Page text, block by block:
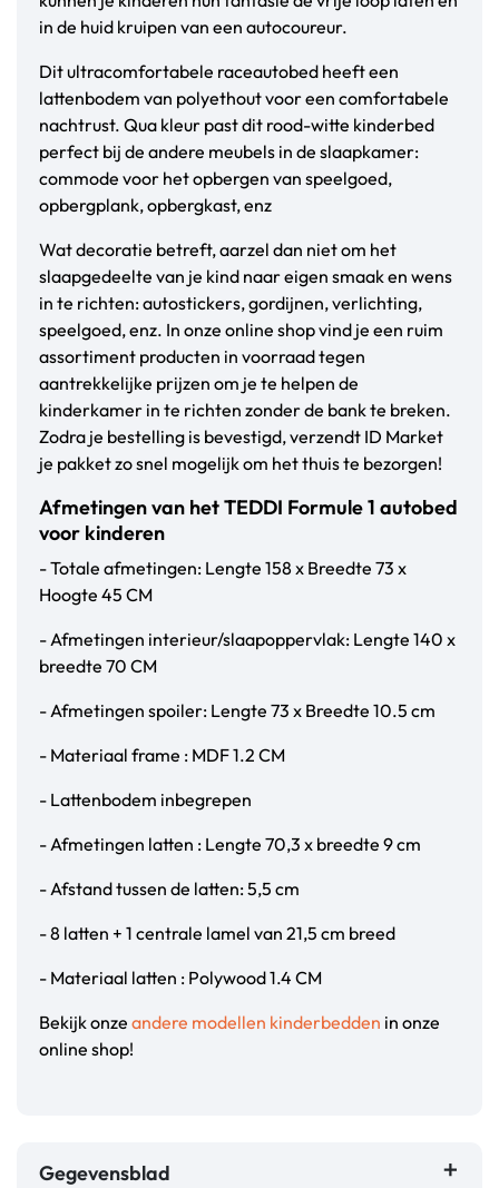
in de huid kruipen van een autocoureur.
Dit ultracomfortabele raceautobed heeft een
lattenbodem van polyethout voor een comfortabele
nachtrust. Qua kleur past dit rood-witte kinderbed
perfect bij de andere meubels in de slaapkamer:
commode voor het opbergen van speelgoed,
opbergplank, opbergkast, enz
Wat decoratie betreft, aarzel dan niet om het
slaapgedeelte van je kind naar eigen smaak en wens
in te richten: autostickers, gordijnen, verlichting,
speelgoed, enz. In onze online shop vind je een ruim
assortiment producten in voorraad tegen
aantrekkelijke prijzen om je te helpen de
kinderkamer in te richten zonder de bank te breken.
Zodra je bestelling is bevestigd, verzendt ID Market
je pakket zo snel mogelijk om het thuis te bezorgen!
Afmetingen van het TEDDI Formule 1 autobed
voor kinderen
- Totale afmetingen: Lengte 158 x Breedte 73 x
Hoogte 45 CM
- Afmetingen interieur/slaapoppervlak: Lengte 140 x
breedte 70 CM
- Afmetingen spoiler: Lengte 73 x Breedte 10.5 cm
- Materiaal frame : MDF 1.2 CM
- Lattenbodem inbegrepen
- Afmetingen latten : Lengte 70,3 x breedte 9 cm
- Afstand tussen de latten: 5,5 cm
- 8 latten + 1 centrale lamel van 21,5 cm breed
- Materiaal latten : Polywood 1.4 CM
Bekijk onze andere modellen kinderbedden in onze
online shop!
Gegevensblad